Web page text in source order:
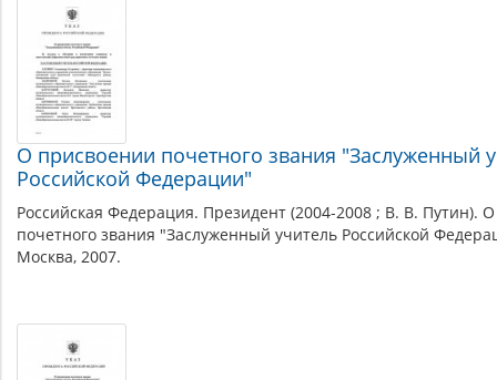
О присвоении почетного звания "Заслуженный
Российской Федерации"
Российская Федерация. Президент (2004-2008 ; В. В. Путин).
почетного звания "Заслуженный учитель Российской
Москва, 2007.